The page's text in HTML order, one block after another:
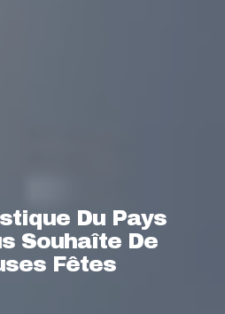
Du Pays
Souhaîte De
Fêtes